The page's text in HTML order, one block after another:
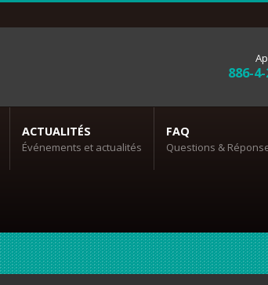
886-
ACTUALITÉS
Événements et actualités
FAQ
Questions &